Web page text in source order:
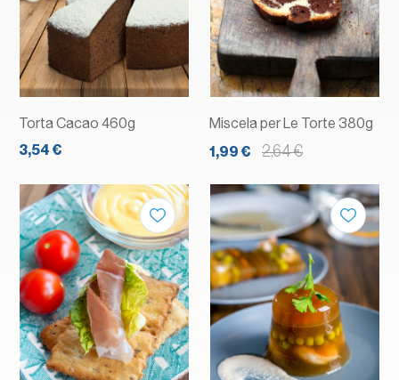
Torta Cacao 460g
3,54 €
Miscela per Le Torte 380g
1,99 €
2,64 €